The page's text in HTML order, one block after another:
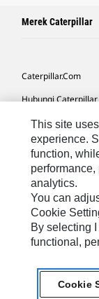
Merek Caterpillar
Caterpillar.com
Hubungi Caterpillar
Preferensi
Peta Situs
Cookie Settings
Hukum
Privasi
Asia Tenggara©
This site
experience.
function,
analytics.
You can
Cookie
By selecting
functional,
Cookie